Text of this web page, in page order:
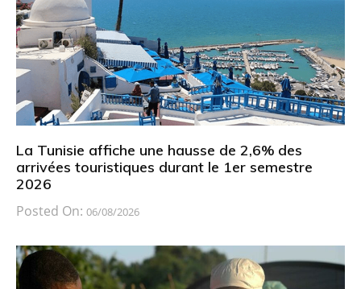
La Tunisie affiche une hausse de 2,6% des
arrivées touristiques durant le 1er semestre
2026
Posted On: 06/08/2026